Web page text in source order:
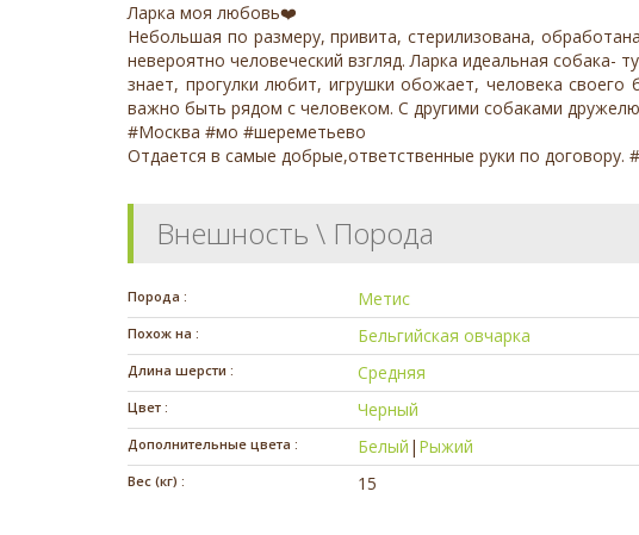
Ларка моя любовь❤️
Небольшая по размеру, привита, стерилизована,
невероятно человеческий взгляд. Ларка идеальная
знает, прогулки любит, игрушки обожает, человека
важно быть рядом с человеком. С другими собаками
#Москва #мо #шереметьево
Отдается в самые добрые,ответственные руки по договору.
Внешность \ Порода
Порода : Метис
Похож на : Бельгийская овчарка
Длина шерсти : Средняя
Цвет : Черный
Дополнительные цвета : Белый | Рыжий
Вес (кг) : 15